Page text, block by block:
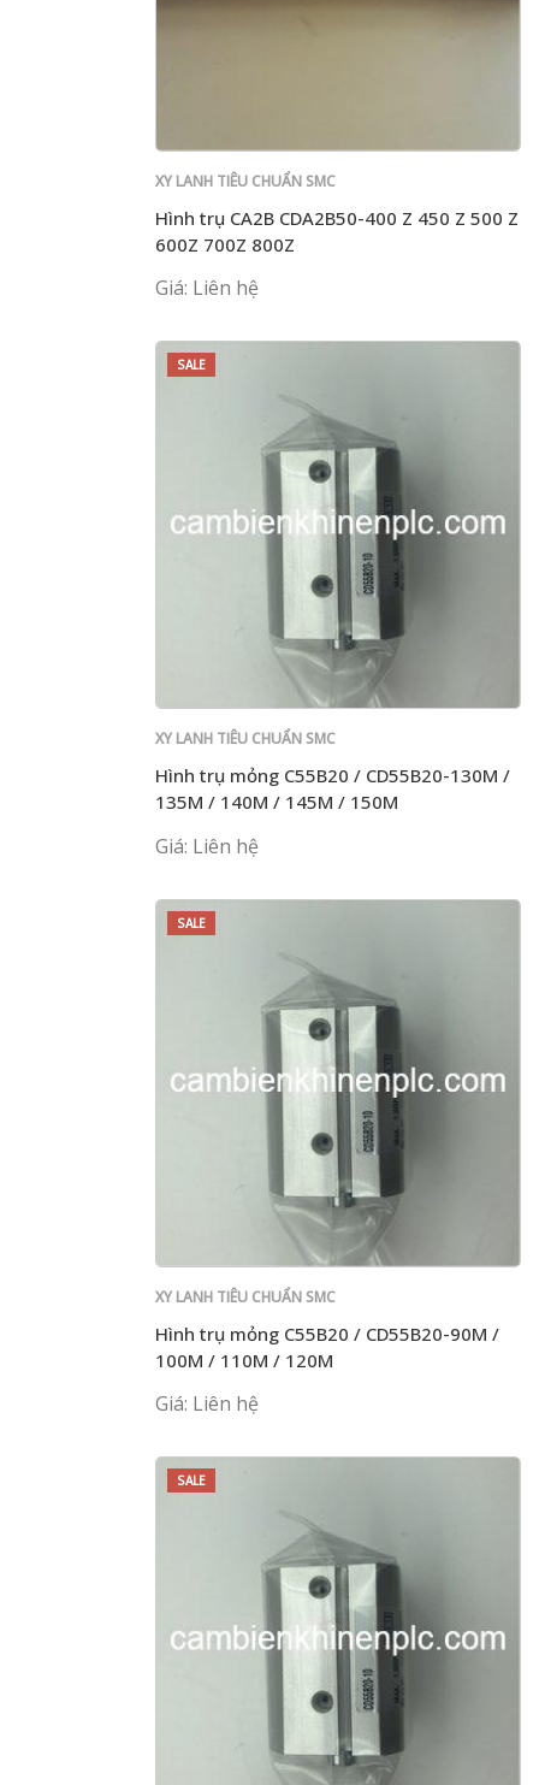
XY LANH TIÊU CHUẨN SMC
Hình trụ CA2B CDA2B50-400 Z 450 Z 500 Z
600Z 700Z 800Z
Giá: Liên hệ
SALE
XY LANH TIÊU CHUẨN SMC
Hình trụ mỏng C55B20 / CD55B20-130M /
135M / 140M / 145M / 150M
Giá: Liên hệ
SALE
XY LANH TIÊU CHUẨN SMC
Hình trụ mỏng C55B20 / CD55B20-90M /
100M / 110M / 120M
Giá: Liên hệ
SALE